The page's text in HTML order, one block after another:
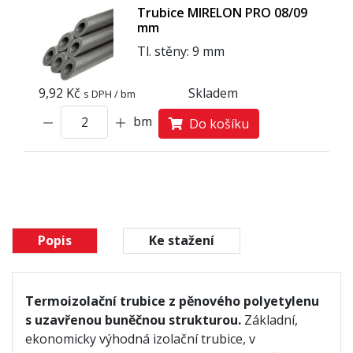
Trubice MIRELON PRO 08/09
mm
Tl. stěny: 9 mm
9,92 Kč s DPH / bm
Skladem
bm
Do košíku
Popis Ke stažení
Termoizolační trubice z pěnového polyetylenu
s uzavřenou buněčnou strukturou. Základní,
ekonomicky výhodná izolační trubice, v